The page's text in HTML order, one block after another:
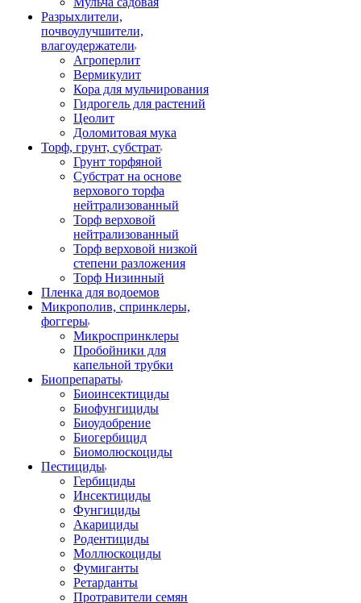
Разрыхлители,
почвоулучшители,
влагоудержатели
Агроперлит
Вермикулит
Кора для мульчирования
Гидрогель для растений
Цеолит
Доломитовая мука
Торф, грунт, субстрат
Грунт торфяной
Субстрат на основе
верхового торфа
нейтрализованный
Торф верховой
нейтрализованный
Торф верховой низкой
степени разложения
Торф Низинный
Пленка для водоемов
Микрополив, спринклеры,
фоггеры
Микроспринклеры
Пробойники для
капельной трубки
Биопрепараты
Биоинсектициды
Биофунгициды
Биоудобрение
Биогербицид
Биомолюскоциды
Пестициды
Гербициды
Инсектициды
Фунгициды
Акарициды
Родентициды
Моллюскоциды
Фумиганты
Ретарданты
Протравители семян